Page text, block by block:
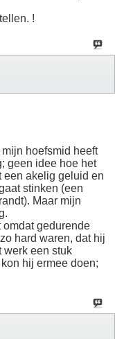
!
mijn hoefsmid heeft
geen idee hoe het
een akelig geluid en
stinken (een
Maar mijn
omdat gedurende
hard waren, dat hij
werk een stuk
hij ermee doen;